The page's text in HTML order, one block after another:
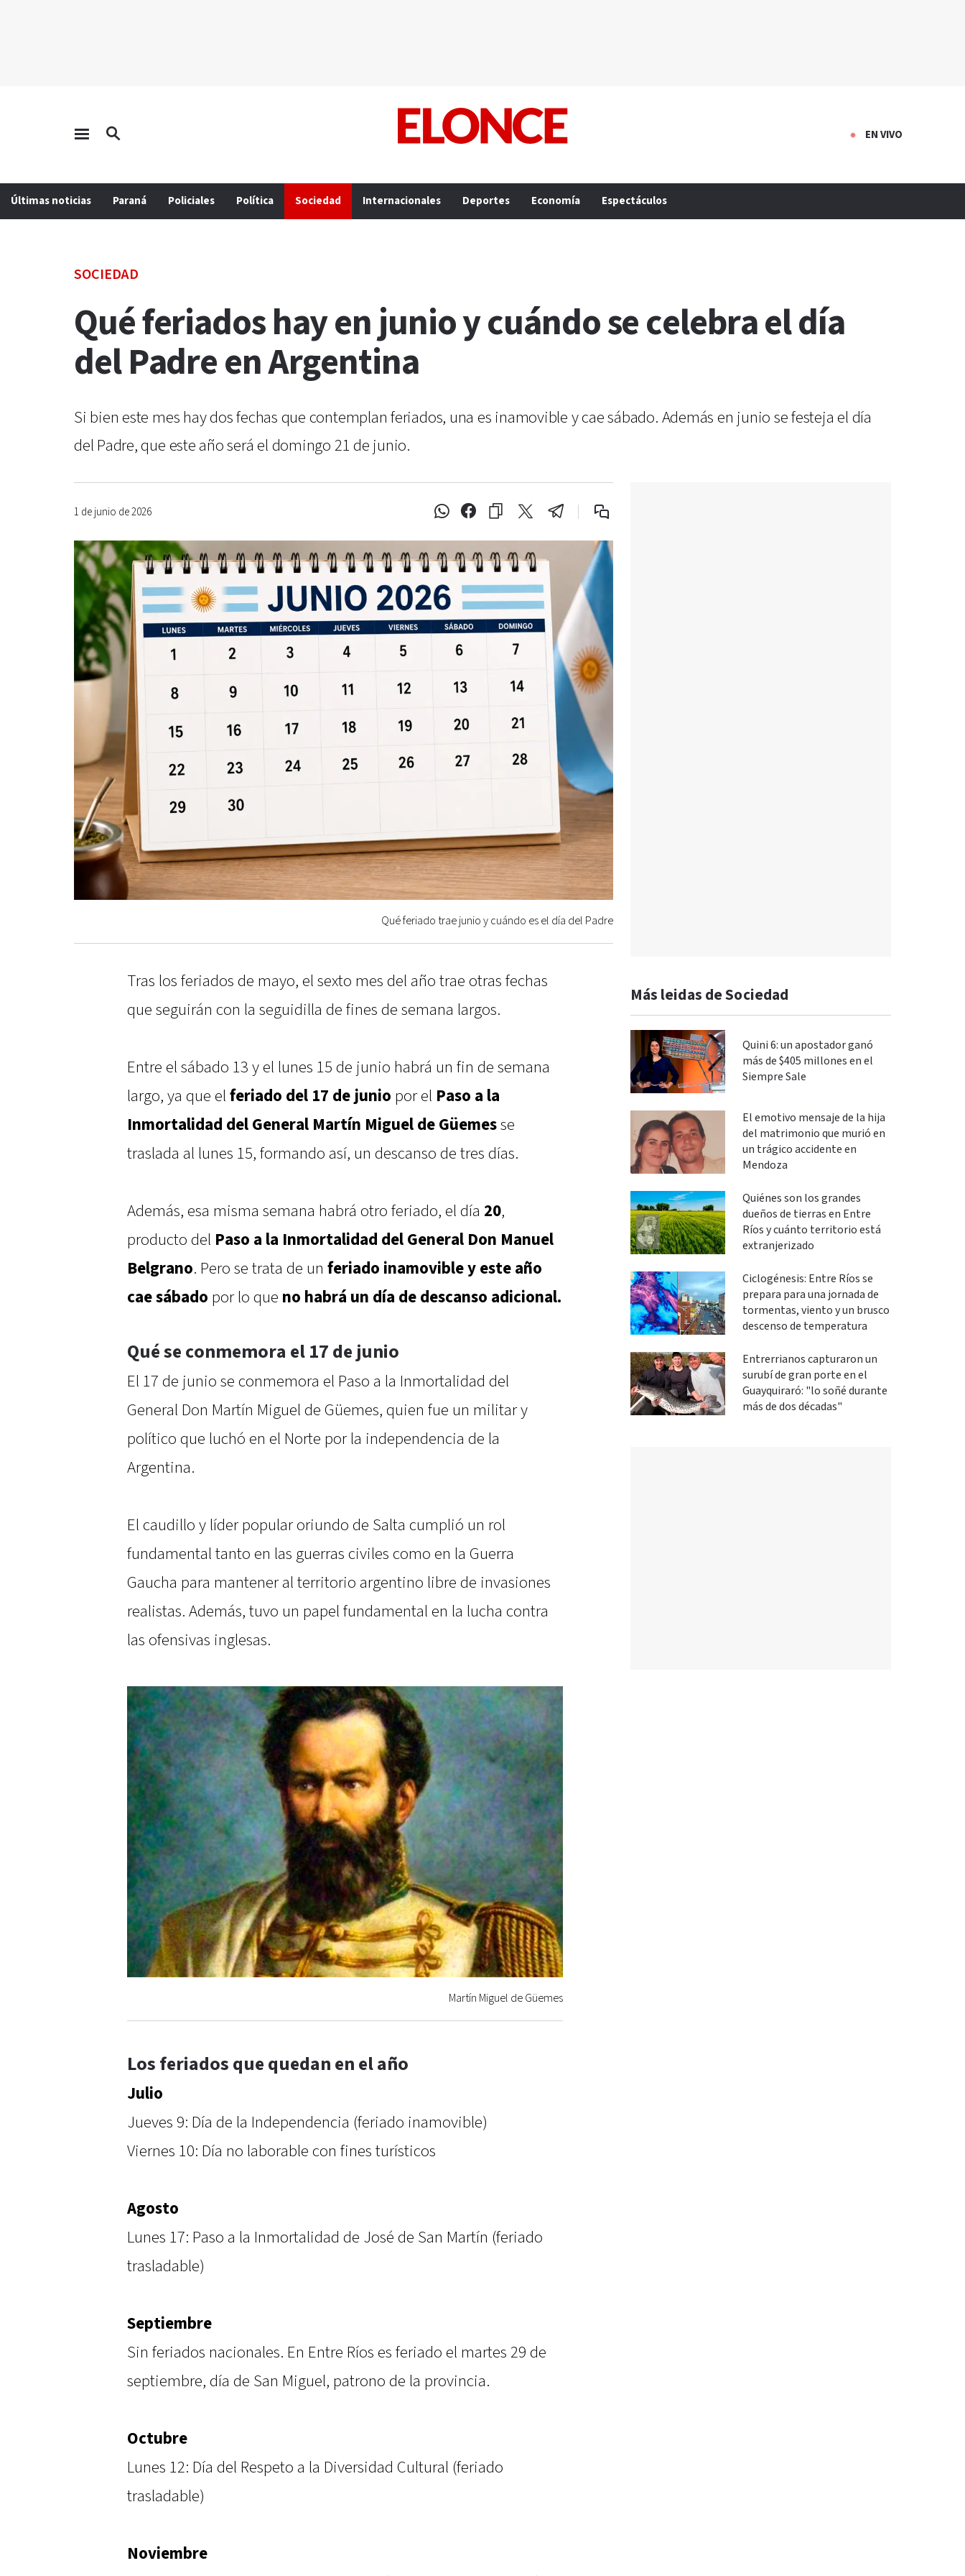
EN VIVO
Últimas noticias Paraná Policiales Política Sociedad Internacionales Deportes Economía Espectáculos
SOCIEDAD
Qué feriados hay en junio y cuándo se celebra el día
del Padre en Argentina
Si bien este mes hay dos fechas que contemplan feriados, una es inamovible y cae sábado. Además en junio se festeja el día
del Padre, que este año será el domingo 21 de junio.
1 de junio de 2026
Qué feriado trae junio y cuándo es el día del Padre
Tras los feriados de mayo, el sexto mes del año trae otras fechas
que seguirán con la seguidilla de fines de semana largos.
Entre el sábado 13 y el lunes 15 de junio habrá un fin de semana
largo, ya que el feriado del 17 de junio por el Paso a la
Inmortalidad del General Martín Miguel de Güemesse
traslada al lunes 15, formando así, un descanso de tres días.
Además, esa misma semana habrá otro feriado, el día 20,
producto del Paso a la Inmortalidad del General Don Manuel
Belgrano. Pero se trata de un feriado inamovible y este año
cae sábado por lo que no habrá un día de descanso adicional.
Qué se conmemora el 17 de junio
El 17 de junio se conmemora el Paso a la Inmortalidad del
General Don Martín Miguel de Güemes, quien fue un militar y
político que luchó en el Norte por la independencia de la
Argentina.
El caudillo y líder popular oriundo de Salta cumplió un rol
fundamental tanto en las guerras civiles como en la Guerra
Gaucha para mantener al territorio argentino libre de invasiones
realistas. Además, tuvo un papel fundamental en la lucha contra
las ofensivas inglesas.
Martín Miguel de Güemes
Los feriados que quedan en el año
Julio
Jueves 9: Día de la Independencia (feriado inamovible)
Viernes 10: Día no laborable con fines turísticos
Agosto
Lunes 17: Paso a la Inmortalidad de José de San Martín (feriado
trasladable)
Septiembre
Sin feriados nacionales. En Entre Ríos es feriado el martes 29 de
septiembre, día de San Miguel, patrono de la provincia.
Octubre
Lunes 12: Día del Respeto a la Diversidad Cultural (feriado
trasladable)
Noviembre
Más leidas de Sociedad
Quini 6: un apostador ganó
más de $405 millones en el
Siempre Sale
El emotivo mensaje de la hija
del matrimonio que murió en
un trágico accidente en
Mendoza
Quiénes son los grandes
dueños de tierras en Entre
Ríos y cuánto territorio está
extranjerizado
Ciclogénesis: Entre Ríos se
prepara para una jornada de
tormentas, viento y un brusco
descenso de temperatura
Entrerrianos capturaron un
surubí de gran porte en el
Guayquiraró: "lo soñé durante
más de dos décadas"